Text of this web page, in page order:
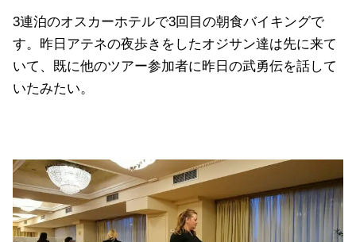
3連泊のオスカーホテルで3回目の朝食バイキングで
す。昨日アテネの夜歩きをしたオジサン達は先に来て
いて、既に他のツアー参加者に昨日の武勇伝を話して
いたみたい。